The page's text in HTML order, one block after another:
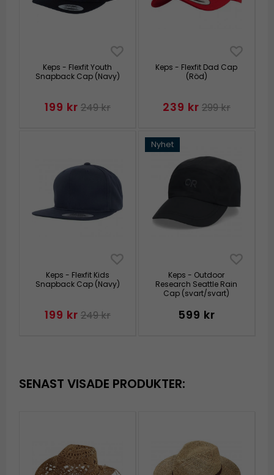
Keps - Flexfit Youth
Snapback Cap (Navy)
199 kr 249 kr
Keps - Flexfit Dad Cap
(Röd)
239 kr 299 kr
Keps - Flexfit Kids
Snapback Cap (Navy)
199 kr 249 kr
Nyhet
Keps - Outdoor
Research Seattle Rain
Cap (svart/svart)
599 kr
SENAST VISADE PRODUKTER: